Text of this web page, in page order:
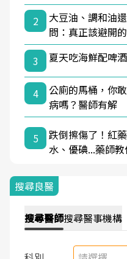
2
大豆油、調和油
問：真正該避開
3
夏天吃海鮮配啤
4
公廁的馬桶，你
病嗎？醫師有解
5
跌倒擦傷了！紅
水、優碘...藥師
搜尋良醫
搜尋醫師搜尋醫事機構